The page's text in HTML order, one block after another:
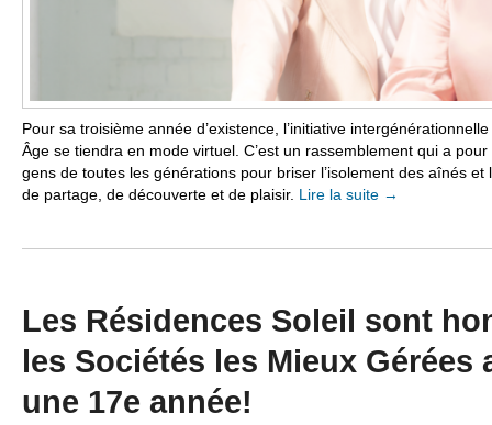
Pour sa troisième année d’existence, l’initiative
Âge se tiendra en mode virtuel. C’est un rassemblement qui a
gens de toutes les générations pour briser l’isolement des aînés
de partage, de découverte et de plaisir. Lire la suite →
Les Résidences Soleil sont
les Sociétés les Mieux Gérées
une 17e année!